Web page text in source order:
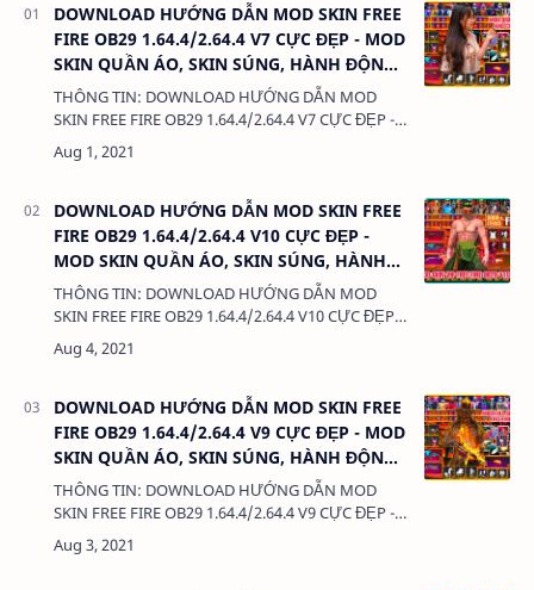
DOWNLOAD HƯỚNG DẪN MOD SKIN FREE
FIRE OB29 1.64.4/2.64.4 V7 CỰC ĐẸP - MOD
SKIN QUẦN ÁO, SKIN SÚNG, HÀNH ĐỘNG,
KHÔNG LỖI TÌM TRẬN
THÔNG TIN: DOWNLOAD HƯỚNG DẪN MOD
SKIN FREE FIRE OB29 1.64.4/2.64.4 V7 CỰC ĐẸP -
MOD SKIN QUẦN ÁO, SKIN SÚNG, HÀNH ĐỘNG,
DOWNLOAD HƯỚNG DẪN MOD SKIN FREE
FIRE OB29 1.64.4/2.64.4 V10 CỰC ĐẸP -
MOD SKIN QUẦN ÁO, SKIN SÚNG, HÀNH
ĐỘNG, KHÔNG LỖI TÌM TRẬN
THÔNG TIN: DOWNLOAD HƯỚNG DẪN MOD
SKIN FREE FIRE OB29 1.64.4/2.64.4 V10 CỰC ĐẸP -
MOD SKIN QUẦN ÁO, SKIN SÚNG, HÀNH ĐỘNG,
DOWNLOAD HƯỚNG DẪN MOD SKIN FREE
FIRE OB29 1.64.4/2.64.4 V9 CỰC ĐẸP - MOD
SKIN QUẦN ÁO, SKIN SÚNG, HÀNH ĐỘNG,
KHÔNG LỖI TÌM TRẬN
THÔNG TIN: DOWNLOAD HƯỚNG DẪN MOD
SKIN FREE FIRE OB29 1.64.4/2.64.4 V9 CỰC ĐẸP -
MOD SKIN QUẦN ÁO, SKIN SÚNG, HÀNH ĐỘNG,
KHÔNG LỖI TÌM TRẬN DUNG LƯỢNG: 3MB LINK: